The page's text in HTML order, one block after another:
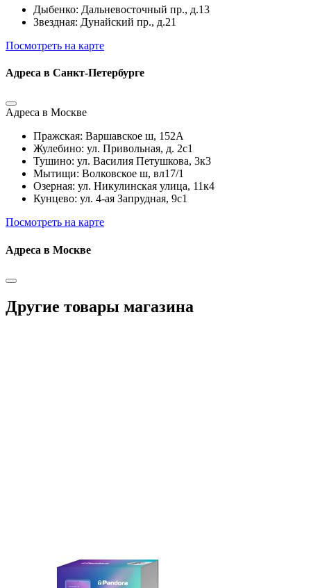
Дыбенко: Дальневосточный пр., д.13
Звездная: Дунайский пр., д.21
Посмотреть на карте
Адреса в Санкт-Петербурге
Адреса в Москве
Пражская: Варшавское ш, 152А
Жулебино: ул. Привольная, д. 2с1
Тушино: ул. Василия Петушкова, 3к3
Мытищи: Волковское ш, вл17/1
Озерная: ул. Никулинская улица, 11к4
Кунцево: ул. 4-ая Запрудная, 9с1
Посмотреть на карте
Адреса в Москве
Другие товары магазина